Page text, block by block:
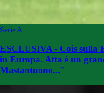
Serie A
ESCLUSIVA - Cois sulla
in Europa. Atta è un
Mastantuono..."